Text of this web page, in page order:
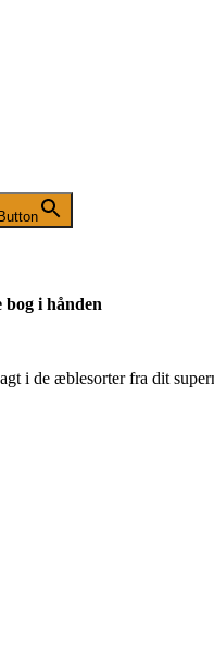
i hånden
i de æblesorter fra dit